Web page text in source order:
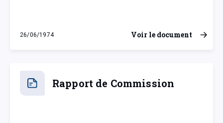
26/06/1974
mercredi 26 juin 1974
Voir le document
Rapport de Commission